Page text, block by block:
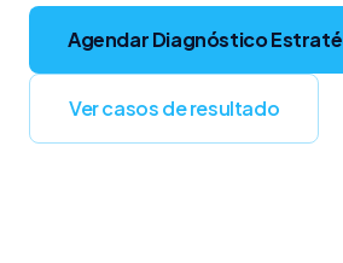
Agendar Diagnóstico
Ver casos de resultado